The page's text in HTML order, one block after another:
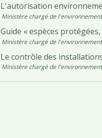
L'autorisation
Ministère chargé de l'environnement
Guide « espèces
Ministère chargé de l'environnement
Le contrôle des
Ministère chargé de l'environnement